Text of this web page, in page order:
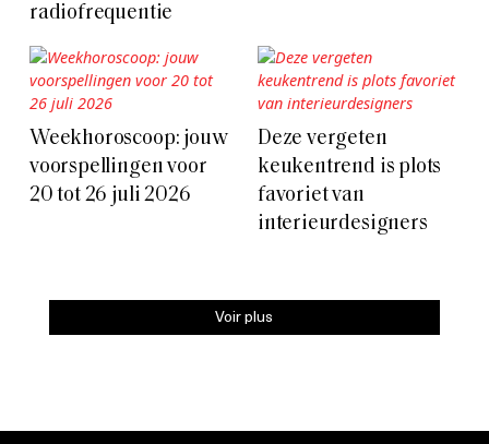
radiofrequentie
Weekhoroscoop: jouw
voorspellingen voor
20 tot 26 juli 2026
Deze vergeten
keukentrend is plots
favoriet van
interieurdesigners
Voir plus